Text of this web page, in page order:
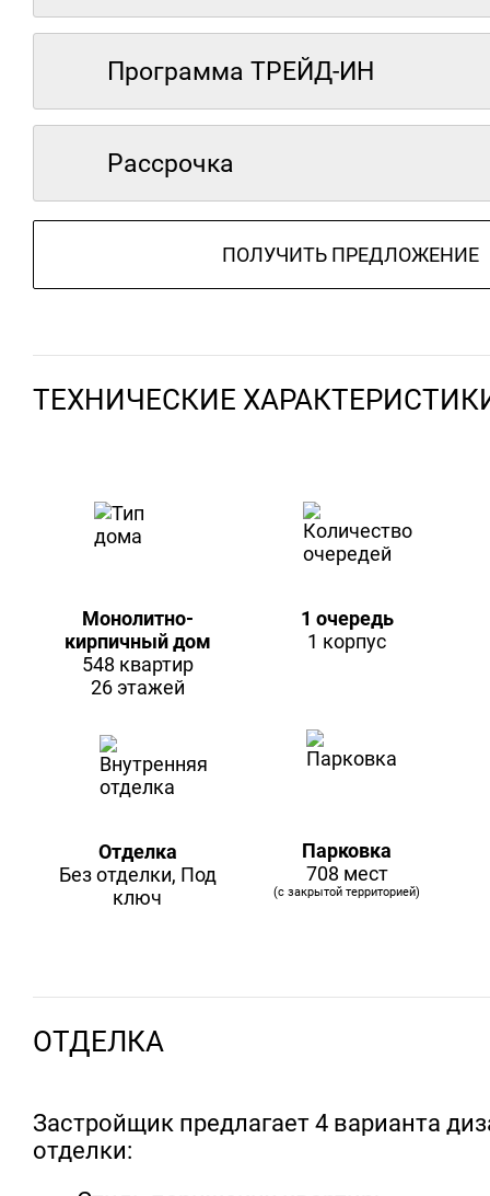
Программа ТРЕЙД-ИН
Рассрочка
ПОЛУЧИТЬ ПРЕДЛОЖЕНИЕ
ТЕХНИЧЕСКИЕ
Монолитно-
кирпичный дом
548 квартир
26 этажей
1 очередь
1 корпус
Отделка
Без отделки, Под
ключ
Парковка
708 мест
(с закрытой территорией)
ОТДЕЛКА
Застройщик предлагает 4 варианта
отделки: